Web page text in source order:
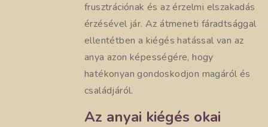
frusztrációnak és az érzelmi elszakadás
érzésével jár. Az átmeneti fáradtsággal
ellentétben a kiégés hatással van az
anya azon képességére, hogy
hatékonyan gondoskodjon magáról és
családjáról.
Az anyai kiégés okai